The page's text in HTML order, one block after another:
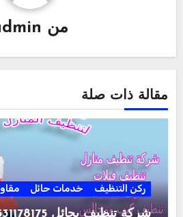
من
مقالة ذات صلة
ركن التنظيف خدمات حائل
شركة تنظيف بحائل 0531178175